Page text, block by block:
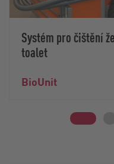
Systém pro čištění
toalet
BioUnit